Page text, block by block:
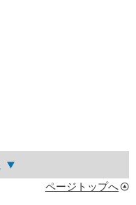
ページトップへ